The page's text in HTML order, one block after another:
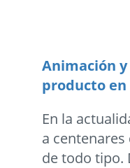
Animación
producto
En la
a
de todo tipo.